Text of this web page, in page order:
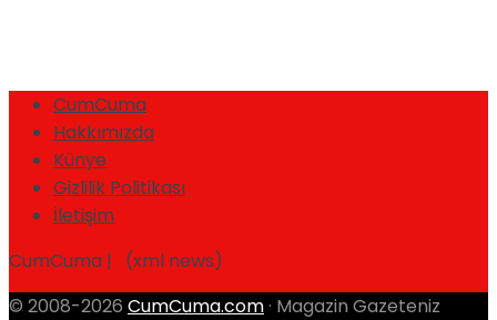
CumCuma
Hakkımızda
Künye
Gizlilik Politikası
İletişim
CumCuma | (xml news)
© 2008-2026 CumCuma.com · Magazin Gazeteniz